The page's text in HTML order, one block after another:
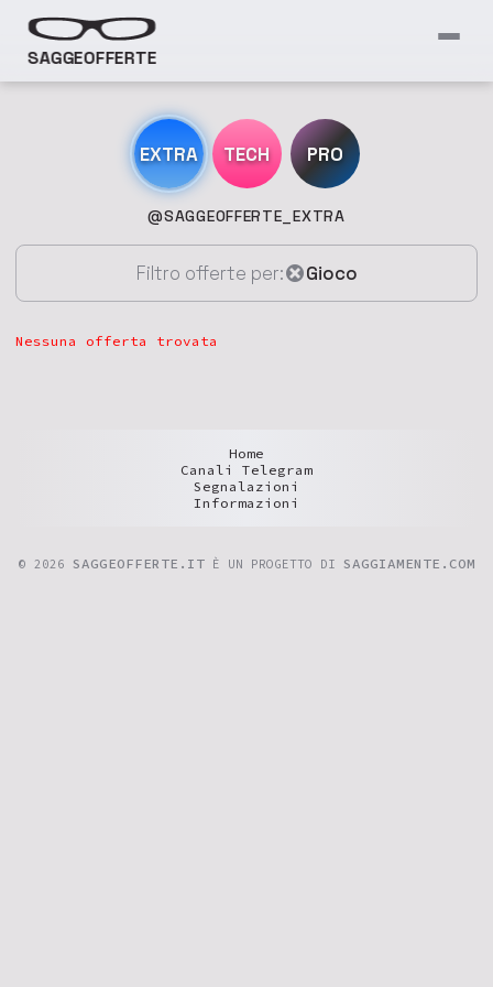
SAGGEOFFERTE
EXTRA
@SAGGEOFFERTE_EXTRA
TECH PRO
Filtro offerte per: Gioco
Nessuna offerta trovata
Home
Canali Telegram
Segnalazioni
Informazioni
© 2026 SAGGEOFFERTE.ITÈ UN PROGETTO DI SAGGIAMENTE.COM